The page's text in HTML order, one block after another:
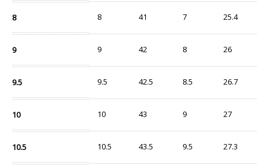
8 8 41 7 25.4
9 9 42 8 26
9.5 9.5 42.5 8.5 26.7
10 10 43 9 27
10.5 10.5 43.5 9.5 27.3